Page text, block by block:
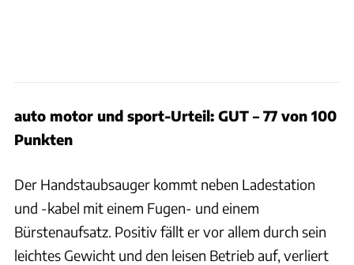
auto motor und sport-Urteil: GUT – 77 von 100
Punkten
Der Handstaubsauger kommt neben Ladestation
und -kabel mit einem Fugen- und einem
Bürstenaufsatz. Positiv fällt er vor allem durch sein
leichtes Gewicht und den leisen Betrieb auf, verliert